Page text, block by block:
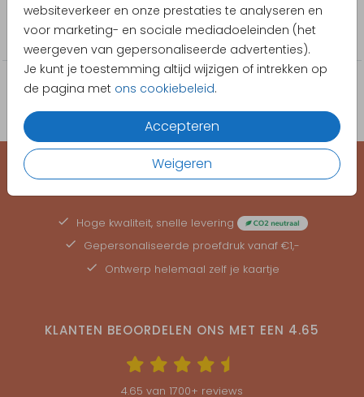
websiteverkeer en onze prestaties te analyseren en
voor marketing- en sociale mediadoeleinden (het
weergeven van gepersonaliseerde advertenties).
Je kunt je toestemming altijd wijzigen of intrekken op
de pagina met ons cookiebeleid.
Accepteren
Weigeren
Collectie
Jongen
Hoge kwaliteit, snelle levering
Gepersonaliseerde proefdruk vanaf €1,-
Ontwerp helemaal zelf je kaartje
KLANTEN BEOORDELEN ONS MET EEN 4.65
4.65 van 1700+ reviews